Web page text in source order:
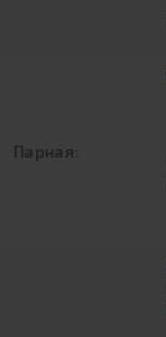
Парная: